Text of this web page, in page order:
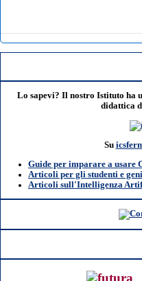
Lo sapevi? Il nostro Istituto ha
didattica
Su
Guide per imparare a usare
Articoli per gli studenti e
Articoli sull'Intelligenza